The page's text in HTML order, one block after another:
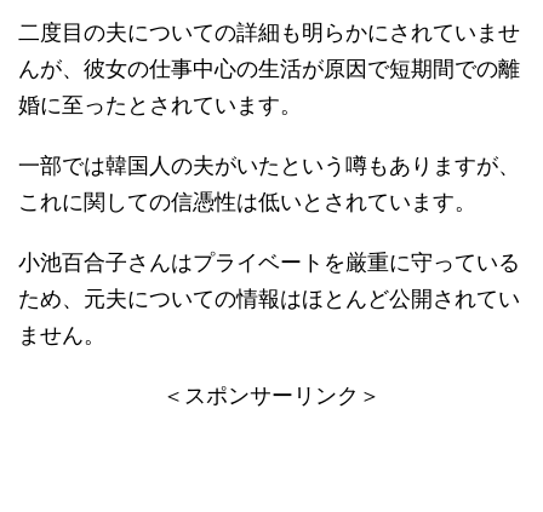
二度目の夫についての詳細も明らかにされていませ
んが、彼女の仕事中心の生活が原因で短期間での離
婚に至ったとされています。
一部では韓国人の夫がいたという噂もありますが、
これに関しての信憑性は低いとされています。
小池百合子さんはプライベートを厳重に守っている
ため、元夫についての情報はほとんど公開されてい
ません。
＜スポンサーリンク＞